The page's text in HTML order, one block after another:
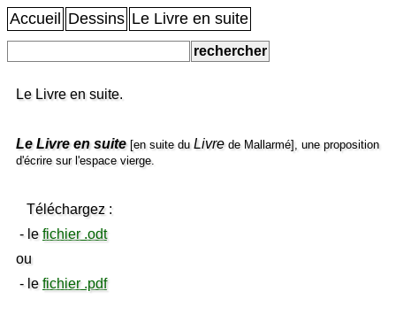
Accueil Dessins Le Livre en suite
Le Livre en suite.
Le Livre en suite[en suite du Livre de Mallarmé], une proposition
d'écrire sur l'espace vierge.
Téléchargez :
- lefichier .odt
ou
- lefichier .pdf